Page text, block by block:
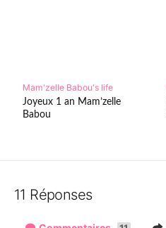
Mam'zelle Babou's life
Joyeux 1 an Mam’zelle
Babou
11 Réponses